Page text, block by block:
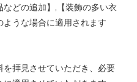
などの追加】,【装飾の多い衣
ような場合に適用されます
を拝見させていただき、必要